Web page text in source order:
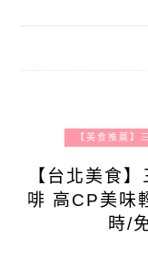
【美食推薦】
【台北美食
啡 高CP美味
時/